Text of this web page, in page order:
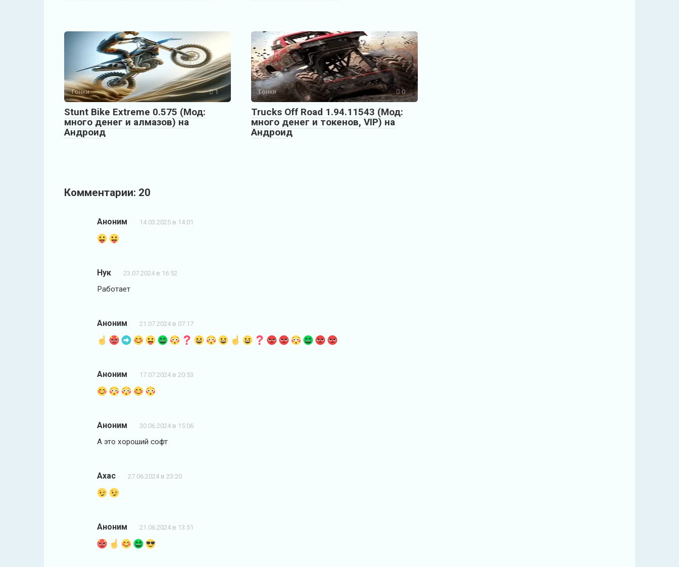
Гонки 1
Stunt Bike Extreme 0.575 (Мод:
много денег и алмазов) на
Андроид
Гонки 0
Trucks Off Road 1.94.11543 (Мод:
много денег и токенов, VIP) на
Андроид
Комментарии: 20
Аноним 14.03.2025 в 14:01
Нук 23.07.2024 в 16:52
Работает
Аноним 21.07.2024 в 07:17
Аноним 17.07.2024 в 20:53
Аноним 30.06.2024 в 15:06
А это хороший софт
Axac 27.06.2024 в 23:20
Аноним 21.06.2024 в 13:51